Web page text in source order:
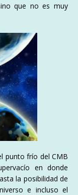
que no es muy
punto frío del CMB
en donde
la posibilidad de
e incluso el